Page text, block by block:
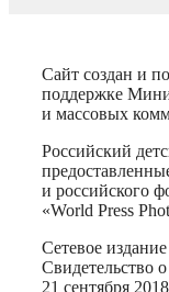
Сайт создан и
поддержке
и массовых
Российский
и российского
«World Press
Сетевое
Свидетельство
21 сентября 2018